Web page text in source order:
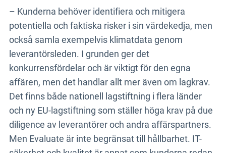
– Kunderna behöver identifiera och mitigera
potentiella och faktiska risker i sin värdekedja, men
också samla exempelvis klimatdata genom
leverantörsleden. I grunden ger det
konkurrensfördelar och är viktigt för den egna
affären, men det handlar allt mer även om lagkrav.
Det finns både nationell lagstiftning i flera länder
och ny EU-lagstiftning som ställer höga krav på due
diligence av leverantörer och andra affärspartners.
Men Evaluate är inte begränsat till hållbarhet. IT-